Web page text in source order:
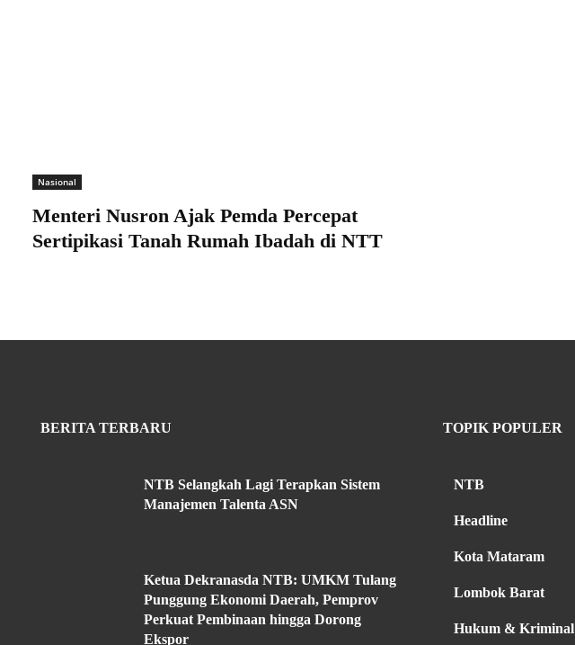
Nasional
Menteri Nusron Ajak Pemda Percepat
Sertipikasi Tanah Rumah Ibadah di NTT
BERITA TERBARU
NTB Selangkah Lagi Terapkan Sistem
Manajemen Talenta ASN
Ketua Dekranasda NTB: UMKM Tulang
Punggung Ekonomi Daerah, Pemprov
Perkuat Pembinaan hingga Dorong
Ekspor
TOPIK POPULER
NTB
Headline
Kota Mataram
Lombok Barat
Hukum & Kriminal